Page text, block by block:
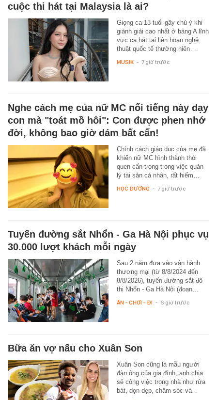
cuộc thi hát tại Malaysia là ai?
Giọng ca 13 tuổi gây chú ý khi
giành giải cao nhất ở bảng A lĩnh
vực ca hát tại liên hoan nghệ
thuật quốc tế thường niên…
MUSIK - 7 giờ trước
Nghe cách mẹ của nữ MC nổi tiếng này dạy
con mà "toát mồ hôi": Con được phen nhớ
đời, không bao giờ dám bất cẩn!
Chính cách giáo dục của mẹ đã
khiến nữ MC hình thành thói
quen cẩn trọng trong việc quản
lý tài sản cá nhân, rất hiếm…
HỌC ĐƯỜNG - 7 giờ trước
Tuyến đường sắt Nhổn - Ga Hà Nội phục vụ
30.000 lượt khách mỗi ngày
Sau 2 năm đưa vào vận hành
thương mại (từ 8/8/2024 đến
8/8/2026), tuyến đường sắt đô
thị Nhổn - Ga Hà Nội (đoạn…
ĂN - CHƠI - ĐI - 6 giờ trước
Bữa ăn vợ nấu cho Xuân Son
Xuân Son cũng là mẫu người
đàn ông của gia đình, anh chia
sẻ công việc trong nhà như rửa
bát, dọn dẹp, chăm sóc và…